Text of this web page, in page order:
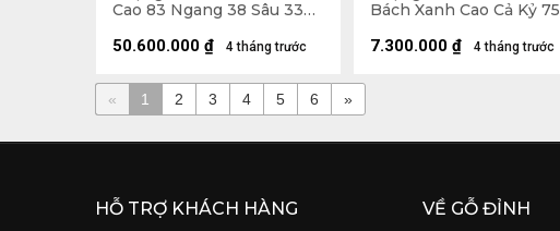
Cao 83 Ngang 38 Sâu 33
4 tháng trước
50.600.000 ₫
Bách Xanh Cao Cả Kỷ 75
Cao 10 (cm)
4 tháng trước
7.300.000 ₫
« 1 2 3 4 5 6 »
HỖ TRỢ KHÁCH HÀNG VỀ GỖ ĐỈNH